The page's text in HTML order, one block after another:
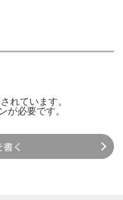
れています。
が必要です。
く